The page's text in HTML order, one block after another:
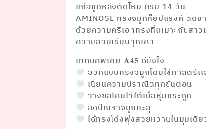
แก้จมูกหลังตัดไหม ครบ 14 วัน
AMINOSE ทรงจมูกท็อปแรงค์ ติดช
ด้วยความครีเอททรงที่เหมาะกับสา
ความสวยเรียบทุกเคส
เทคนิคพิเศษ 𝐀𝟒𝟓 ดียังไง
ออกแบบทรงจมูกโดยใช้ศาสตร์เเ
เนียนความปราณีตทุกขั้นตอน
วางซิลิโคนไว้ใต้เยื่อหุ้มกระดูก
ลดปัญหาจมูกทะลุ
ได้ทรงโด่งพุ่งสวยหวานในมุมเดี